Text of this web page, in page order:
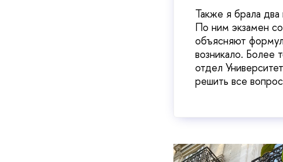
Также я брала
По ним экзамен
объясняют
возникало.
отдел
решить все